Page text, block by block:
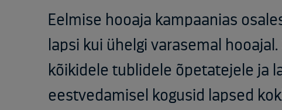
Eelmise hooaja kampaanias
lapsi kui ühelgi varasemal
kõikidele tublidele õpetatejele ja
eestvedamisel kogusid lapsed